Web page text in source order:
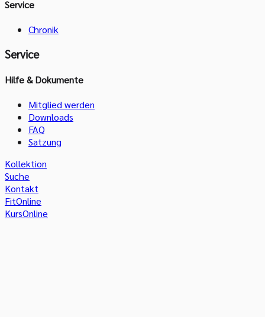
Service
Chronik
Service
Hilfe & Dokumente
Mitglied werden
Downloads
FAQ
Satzung
Kollektion
Suche
Kontakt
FitOnline
KursOnline